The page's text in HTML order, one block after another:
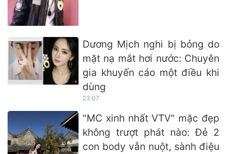
Dương Mịch nghi bị bỏng do
mặt nạ mắt hơi nước: Chuyên
gia khuyến cáo một điều khi
dùng
23:07
"MC xinh nhất VTV" mặc đẹp
không trượt phát nào: Đẻ 2
con body vẫn nuột, sành điệu